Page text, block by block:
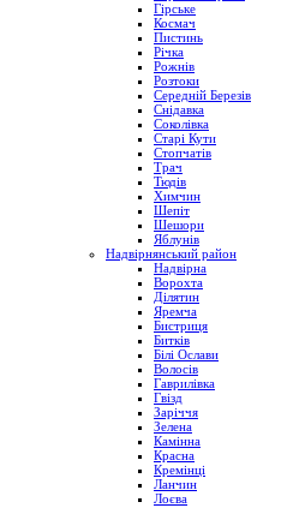
Гірське
Космач
Пистинь
Річка
Рожнів
Розтоки
Середній Березів
Снідавка
Соколівка
Старі Кути
Стопчатів
Трач
Тюдів
Химчин
Шепіт
Шешори
Яблунів
Надвірнянський район
Надвірна
Ворохта
Ділятин
Яремча
Бистриця
Битків
Білі Ослави
Волосів
Гаврилівка
Гвізд
Заріччя
Зелена
Камінна
Красна
Кремінці
Ланчин
Лоєва